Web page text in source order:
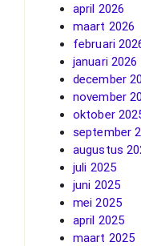
april 2026
maart 2026
februari
januari 2026
december
november
oktober
september
augustus
juli 2025
juni 2025
mei 2025
april 2025
maart 2025